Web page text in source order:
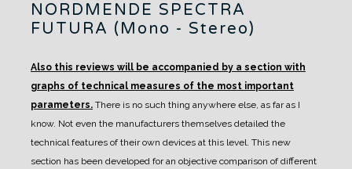
NORDMENDE SPECTRA
FUTURA (Mono - Stereo)
Also this reviews will be accompanied by a section with
graphs of technical measures of the most important
parameters. There is no such thing anywhere else, as far as I
know. Not even the manufacturers themselves detailed the
technical features of their own devices at this level. This new
section has been developed for an objective comparison of different